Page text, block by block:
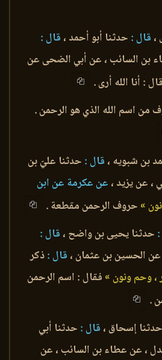
قال : حدثنا أبو أحمد ، قال :
بن السائب ، عن أبي الضحى عن
: أنا الله أرى .
من اسم الله الذي هو الرحمن .
بن شبويه ، قال : حدثنا عليّ بن
، عن يزيد ، عن عكرمة عن ابن
» حروف الرحمن مقطعة .
حدثنا يحيى بن واضح ، قال :
الحسين بن عثمان ، قال :ذكر
، وحم ونون » فقال : اسم الرحمن
.
حدثنا إسحاق ، قال : حدثنا أبي
، عن عطاء بن السائب ، عن